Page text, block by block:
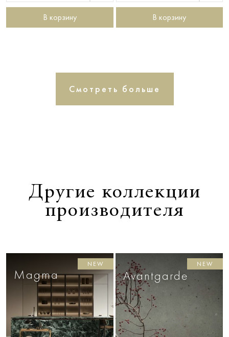
В корзину В корзину
Смотреть больше
Другие коллекции
производителя
Magma
NEW
Avantgarde
NEW